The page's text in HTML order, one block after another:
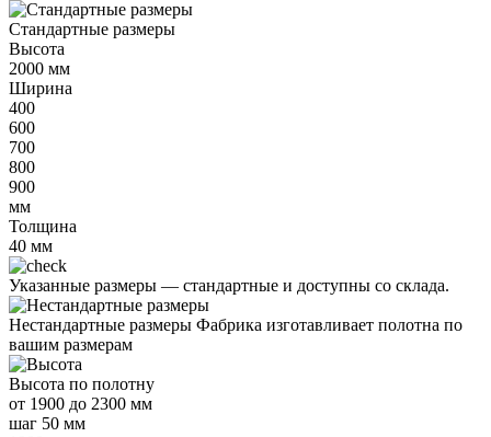
Стандартные размеры
Высота
2000 мм
Ширина
400
600
700
800
900
мм
Толщина
40 мм
Указанные размеры — стандартные и доступны со склада.
Нестандартные размеры Фабрика изготавливает полотна по
вашим размерам
Высота по полотну
от 1900 до 2300 мм
шаг 50 мм